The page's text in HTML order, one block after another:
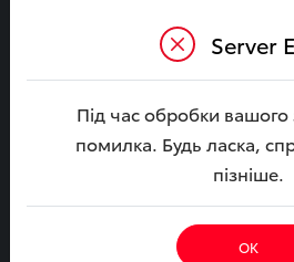
Нд:
09:00 - 18:00
МИ В СОЦ. МЕРЕЖАХ
Server
Під час обробки вашого
помилка. Будь ласка,
пізніше.
ОК